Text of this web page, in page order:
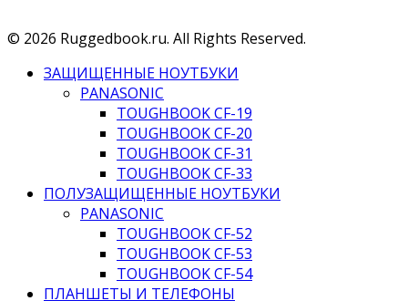
© 2026 Ruggedbook.ru. All Rights Reserved.
ЗАЩИЩЕННЫЕ НОУТБУКИ
PANASONIC
TOUGHBOOK CF-19
TOUGHBOOK CF-20
TOUGHBOOK CF-31
TOUGHBOOK CF-33
ПОЛУЗАЩИЩЕННЫЕ НОУТБУКИ
PANASONIC
TOUGHBOOK CF-52
TOUGHBOOK CF-53
TOUGHBOOK CF-54
ПЛАНШЕТЫ И ТЕЛЕФОНЫ